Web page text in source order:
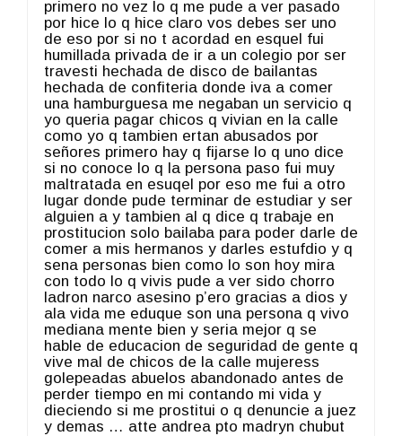
primero no vez lo q me pude a ver pasado
por hice lo q hice claro vos debes ser uno
de eso por si no t acordad en esquel fui
humillada privada de ir a un colegio por ser
travesti hechada de disco de bailantas
hechada de confiteria donde iva a comer
una hamburguesa me negaban un servicio q
yo queria pagar chicos q vivian en la calle
como yo q tambien ertan abusados por
señores primero hay q fijarse lo q uno dice
si no conoce lo q la persona paso fui muy
maltratada en esuqel por eso me fui a otro
lugar donde pude terminar de estudiar y ser
alguien a y tambien al q dice q trabaje en
prostitucion solo bailaba para poder darle de
comer a mis hermanos y darles estufdio y q
sena personas bien como lo son hoy mira
con todo lo q vivis pude a ver sido chorro
ladron narco asesino p’ero gracias a dios y
ala vida me eduque son una persona q vivo
mediana mente bien y seria mejor q se
hable de educacion de seguridad de gente q
vive mal de chicos de la calle mujeress
golepeadas abuelos abandonado antes de
perder tiempo en mi contando mi vida y
dieciendo si me prostitui o q denuncie a juez
y demas … atte andrea pto madryn chubut